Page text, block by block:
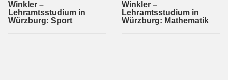
Winkler –
Lehramtsstudium in
Würzburg: Sport
Winkler –
Lehramtsstudium in
Würzburg: Mathematik